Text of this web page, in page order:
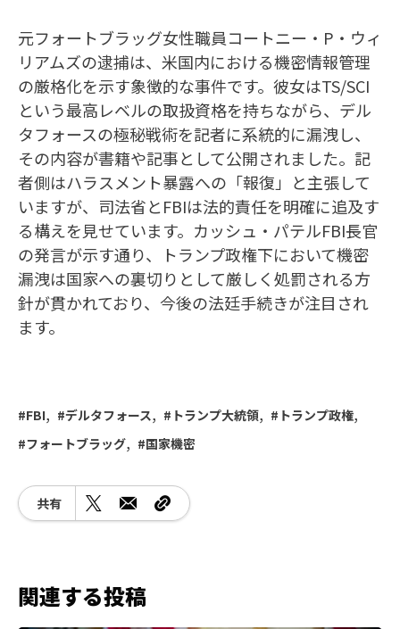
元フォートブラッグ女性職員コートニー・P・ウィ
リアムズの逮捕は、米国内における機密情報管理
の厳格化を示す象徴的な事件です。彼女はTS/SCI
という最高レベルの取扱資格を持ちながら、デル
タフォースの極秘戦術を記者に系統的に漏洩し、
その内容が書籍や記事として公開されました。記
者側はハラスメント暴露への「報復」と主張して
いますが、司法省とFBIは法的責任を明確に追及す
る構えを見せています。カッシュ・パテルFBI長官
の発言が示す通り、トランプ政権下において機密
漏洩は国家への裏切りとして厳しく処罰される方
針が貫かれており、今後の法廷手続きが注目され
ます。
FBI デルタフォース トランプ大統領
トランプ政権
フォートブラッグ
国家機密
共有
関連する投稿